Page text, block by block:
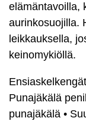
elämäntavoilla,
aurinkosuojilla.
leikkauksella,
keinomykiöllä.
Punajäkälä
punajäkälä •